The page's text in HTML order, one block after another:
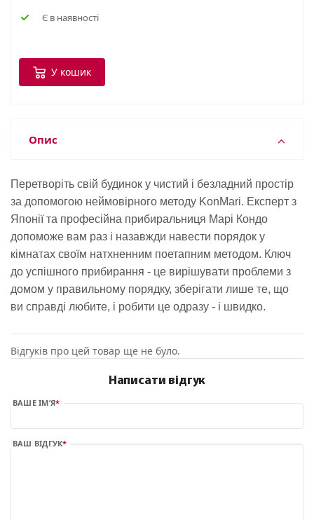
Є в наявності
У кошик
Опис
Перетворіть свій будинок у чистий і безладний простір
за допомогою неймовірного методу KonMari. Експерт з
Японії та професійна прибиральниця Марі Кондо
допоможе вам раз і назавжди навести порядок у
кімнатах своїм натхненним поетапним методом. Ключ
до успішного прибирання - це вирішувати проблеми з
домом у правильному порядку, зберігати лише те, що
ви справді любите, і робити це одразу - і швидко.
Відгуків про цей товар ще не було.
Написати відгук
ВАШЕ ІМ’Я
ВАШ ВІДГУК